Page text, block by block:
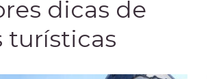
dicas de
turísticas